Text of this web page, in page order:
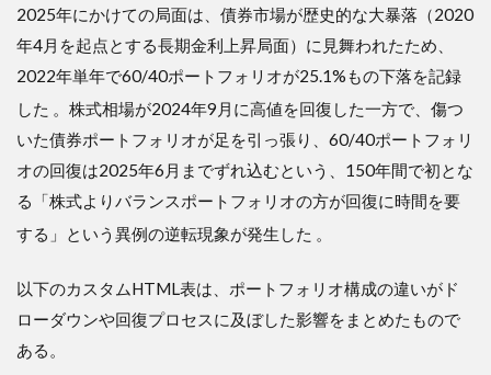
2025年にかけての局面は、債券市場が歴史的な大暴落（2020
年4月を起点とする長期金利上昇局面）に見舞われたため、
2022年単年で60/40ポートフォリオが25.1%もの下落を記録
した 。株式相場が2024年9月に高値を回復した一方で、傷つ
いた債券ポートフォリオが足を引っ張り、60/40ポートフォリ
オの回復は2025年6月までずれ込むという、150年間で初とな
る「株式よりバランスポートフォリオの方が回復に時間を要
する」という異例の逆転現象が発生した 。
以下のカスタムHTML表は、ポートフォリオ構成の違いがド
ローダウンや回復プロセスに及ぼした影響をまとめたもので
ある。